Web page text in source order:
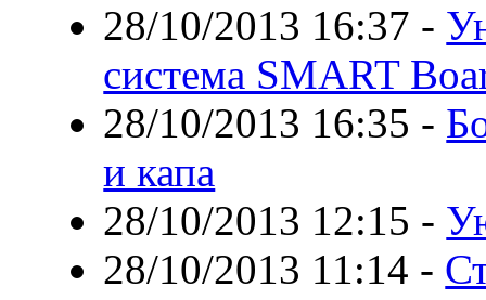
28/10/2013 16:37 -
система SMART
28/10/2013 16:35 -
и капа
28/10/2013 12:15 -
28/10/2013 11:14 -